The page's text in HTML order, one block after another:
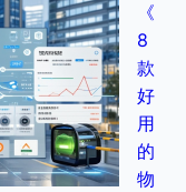
《
8
款
好
用
的
物